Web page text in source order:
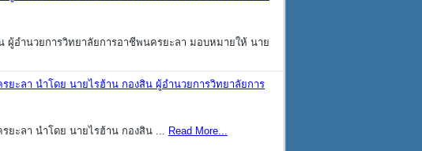
ผู้อำนวยการวิทยาลัยการอาชีพนครยะลา มอบหมายให้ นาย
ะลา นำโดย นายไรฮ้าน กองสิน ผู้อำนวยการวิทยาลัยการ
ยะลา นำโดย นายไรฮ้าน กองสิน ... Read More...